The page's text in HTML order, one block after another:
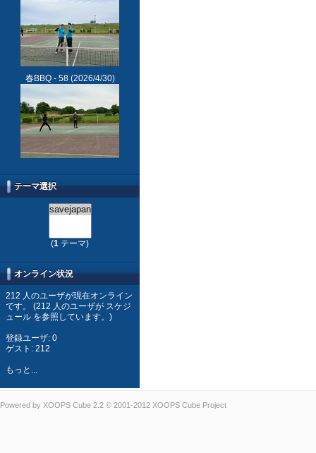
春BBQ - 58(2026/4/30)
テーマ選択
(1 テーマ)
オンライン状況
212 人のユーザが現在オンライン
です。 (212 人のユーザが スケジ
ュール を参照しています。)
登録ユーザ: 0
ゲスト: 212
もっと...
Powered by XOOPS Cube 2.2 © 2001-2012 XOOPS Cube Project